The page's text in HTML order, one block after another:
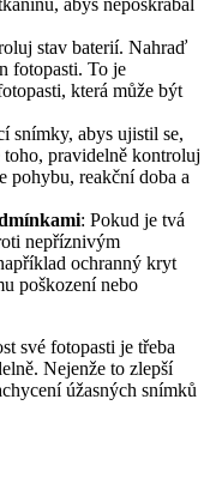
abys nepoškrábal
stav baterií. Nahraď
fotopasti. To je
která může být
snímky, abys ujistil se,
pravidelně kontroluj
pohybu, reakční doba a
: Pokud je tvá
nepříznivým
ochranný kryt
poškození nebo
své fotopasti je třeba
Nejenže to zlepší
úžasných snímků